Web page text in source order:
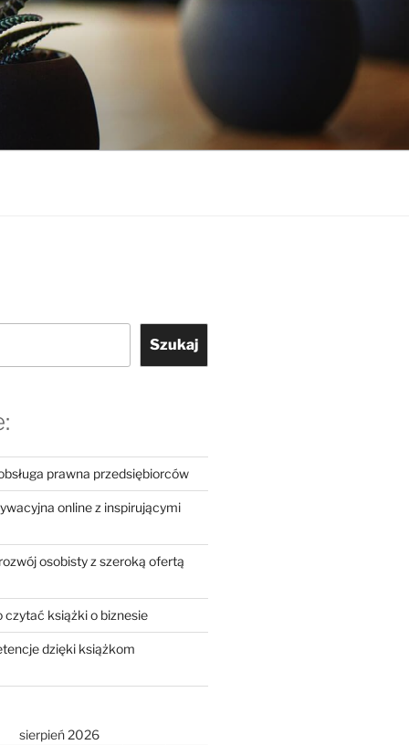
Szukaj
prawna przedsiębiorców
online z inspirującymi
osobisty z szeroką ofertą
czytać książki o biznesie
dzięki książkom
sierpień 2026